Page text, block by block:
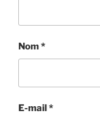
Nom*
E-mail*